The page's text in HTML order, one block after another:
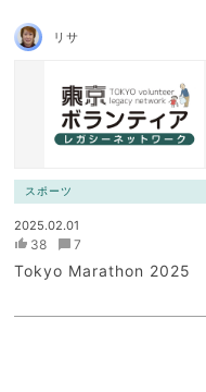
リサ
スポーツ
2025.02.01
38 7
Tokyo Marathon 2025